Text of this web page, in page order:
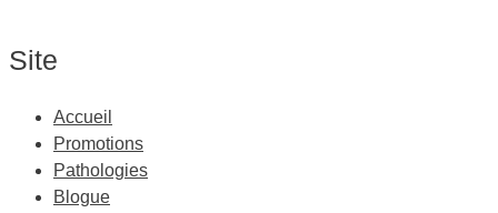
Site
Accueil
Promotions
Pathologies
Blogue